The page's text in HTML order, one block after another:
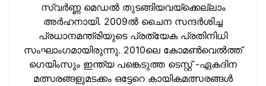
സ്വര്‍ണ്ണ മെഡല്‍ തുടങ്ങിയവയ്‌ക്കെല്ലാം
അര്‍ഹനായി. 2009ല്‍ ചൈന സന്ദര്‍ശിച്ച
പ്രധാനമന്ത്രിയുടെ പ്രത്യേക പ്രതിനിധി
സംഘാംഗമായിരുന്നു. 2010ലെ കോമണ്‍വെല്‍ത്ത്
ഗെയിംസും ഇന്ത്യ പങ്കെടുത്ത ടെസ്റ്റ് -ഏകദിന
മത്സരങ്ങളുമടക്കം ഒട്ടേറെ കായികമത്സരങ്ങള്‍